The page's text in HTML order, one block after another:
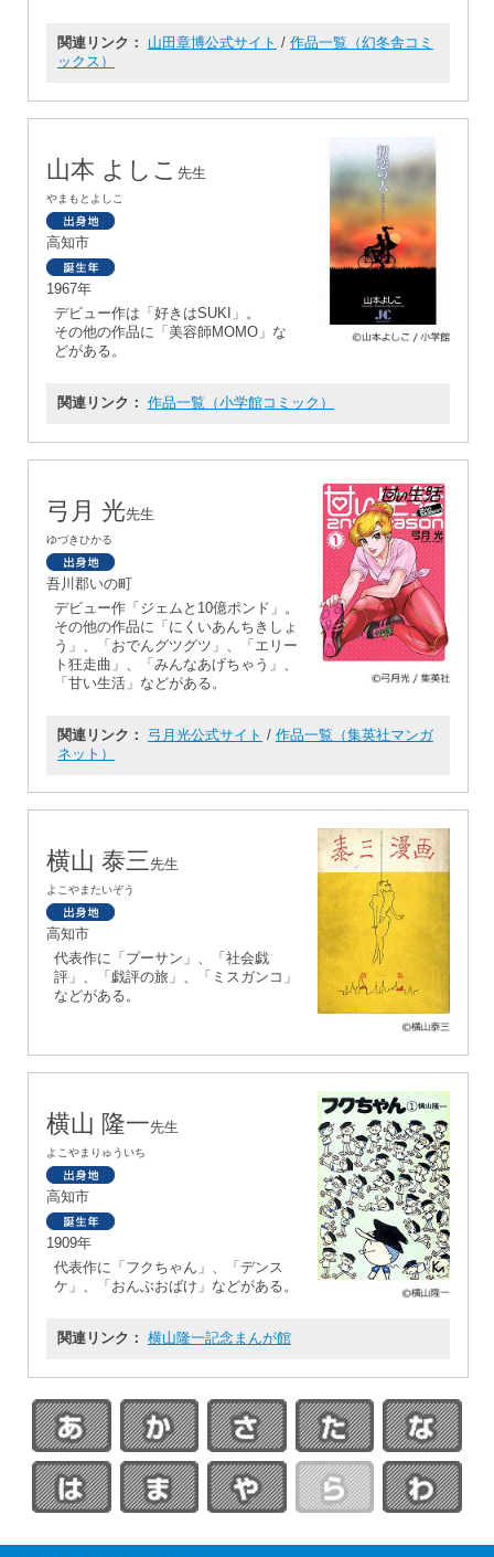
関連リンク： 山田章博公式サイト / 作品一覧（幻冬舎コミ
ックス）
山本 よしこ 先生
やまもとよしこ
高知市
1967年
デビュー作は「好きはSUKI」。
その他の作品に「美容師MOMO」な
どがある。
関連リンク： 作品一覧（小学館コミック）
弓月 光先生
ゆづきひかる
吾川郡いの町
デビュー作「ジェムと10億ポンド」。
その他の作品に「にくいあんちきしょ
う」、「おでんグツグツ」、「エリー
ト狂走曲」、「みんなあげちゃう」、
「甘い生活」などがある。
関連リンク： 弓月光公式サイト / 作品一覧（集英社マンガ
ネット）
横山 泰三先生
よこやまたいぞう
高知市
代表作に「プーサン」、「社会戯
評」、「戯評の旅」、「ミスガンコ」
などがある。
横山 隆一先生
よこやまりゅういち
高知市
1909年
代表作に「フクちゃん」、「デンス
ケ」、「おんぶおばけ」などがある。
関連リンク： 横山隆一記念まんが館